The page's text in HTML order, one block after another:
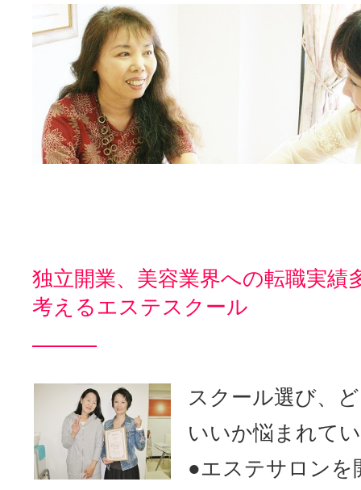
独立開業、美容業界への転職実績
考えるエステスクール
スクール選び、
いいか悩まれて
●エステサロンを